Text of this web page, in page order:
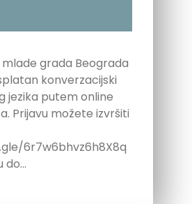
grada Beograda
konverzacijski
jezika putem online
Prijavu možete izvršiti
6r7w6bhvz6h8X8q
do…